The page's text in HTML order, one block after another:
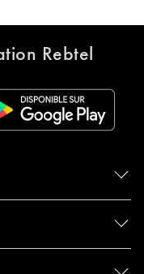
Rebtel